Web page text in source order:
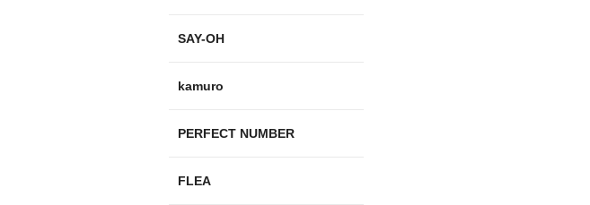
SAY-OH
kamuro
PERFECT NUMBER
FLEA